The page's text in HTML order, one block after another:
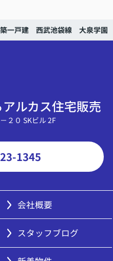
一戸建 西武池袋線 大泉学園
ルカス住宅販売
２０ SKビル 2F
1345
会社概要
スタッフブログ